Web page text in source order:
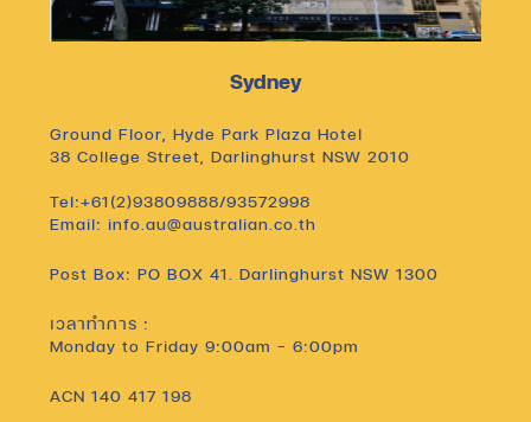
Sydney
Ground Floor, Hyde Park Plaza Hotel
38 College Street, Darlinghurst NSW 2010
Tel:+61(2)93809888/93572998
Email: info.au@australian.co.th
Post Box: PO BOX 41. Darlinghurst NSW 1300
เวลาทำการ :
Monday to Friday 9:00am – 6:00pm
ACN 140 417 198